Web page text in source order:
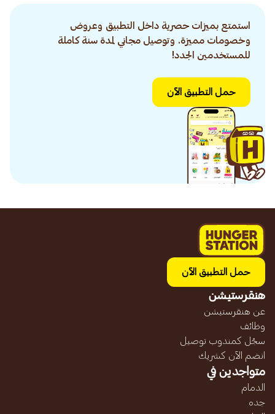
استمتع بميزات حصرية داخل التطبيق وعروض
وخصومات مميزة. وتوصيل مجاني لمدة سنة كاملة
للمستخدمين الجدد!
حمل التطبيق الآن
حمل التطبيق الآن
هنقرستيشن
عن هنقرستيشن
وظائف
سجّل كمندوب توصيل
انضم الآن كشريك
متواجدين في
الدمام
جده